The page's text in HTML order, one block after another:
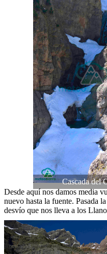
Cascada del
Desde aquí nos damos media
nuevo hasta la fuente. Pasada
desvío que nos lleva a los